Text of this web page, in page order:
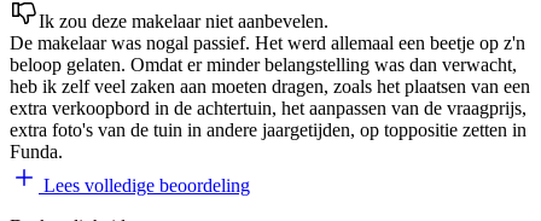
Ik zou deze makelaar niet aanbevelen.
De makelaar was nogal passief. Het werd allemaal een beetje op z'n
beloop gelaten. Omdat er minder belangstelling was dan verwacht,
heb ik zelf veel zaken aan moeten dragen, zoals het plaatsen van een
extra verkoopbord in de achtertuin, het aanpassen van de vraagprijs,
extra foto's van de tuin in andere jaargetijden, op toppositie zetten in
Funda.
Lees volledige beoordeling